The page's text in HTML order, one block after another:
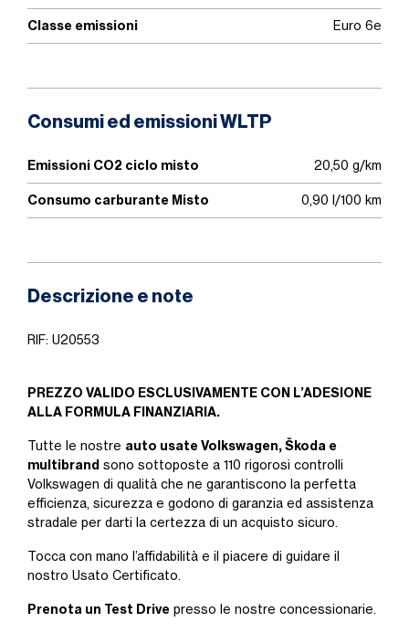
Classe emissioni Euro 6e
Consumi ed emissioni WLTP
Emissioni CO2 ciclo misto 20,50 g/km
Consumo carburante Misto 0,90 l/100 km
Descrizione e note
RIF: U20553
PREZZO VALIDO ESCLUSIVAMENTE CON L’ADESIONE
ALLA FORMULA FINANZIARIA.
Tutte le nostre auto usate Volkswagen, Škoda e
multibrand sono sottoposte a 110 rigorosi controlli
Volkswagen di qualità che ne garantiscono la perfetta
efficienza, sicurezza e godono di garanzia ed assistenza
stradale per darti la certezza di un acquisto sicuro.
Tocca con mano l’affidabilità e il piacere di guidare il
nostro Usato Certificato.
Prenota un Test Drive presso le nostre concessionarie.